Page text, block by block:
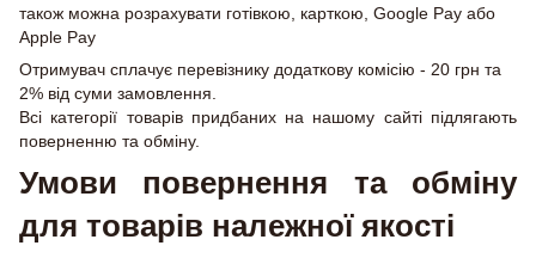
також можна розрахувати готівкою, карткою, Google Pay або
Apple Pay
Отримувач сплачує перевізнику додаткову комісію - 20 грн та
2% від суми замовлення.
Всі категорії товарів придбаних на нашому сайті підлягають
поверненню та обміну.
Умови повернення та обміну
для товарів належної якості